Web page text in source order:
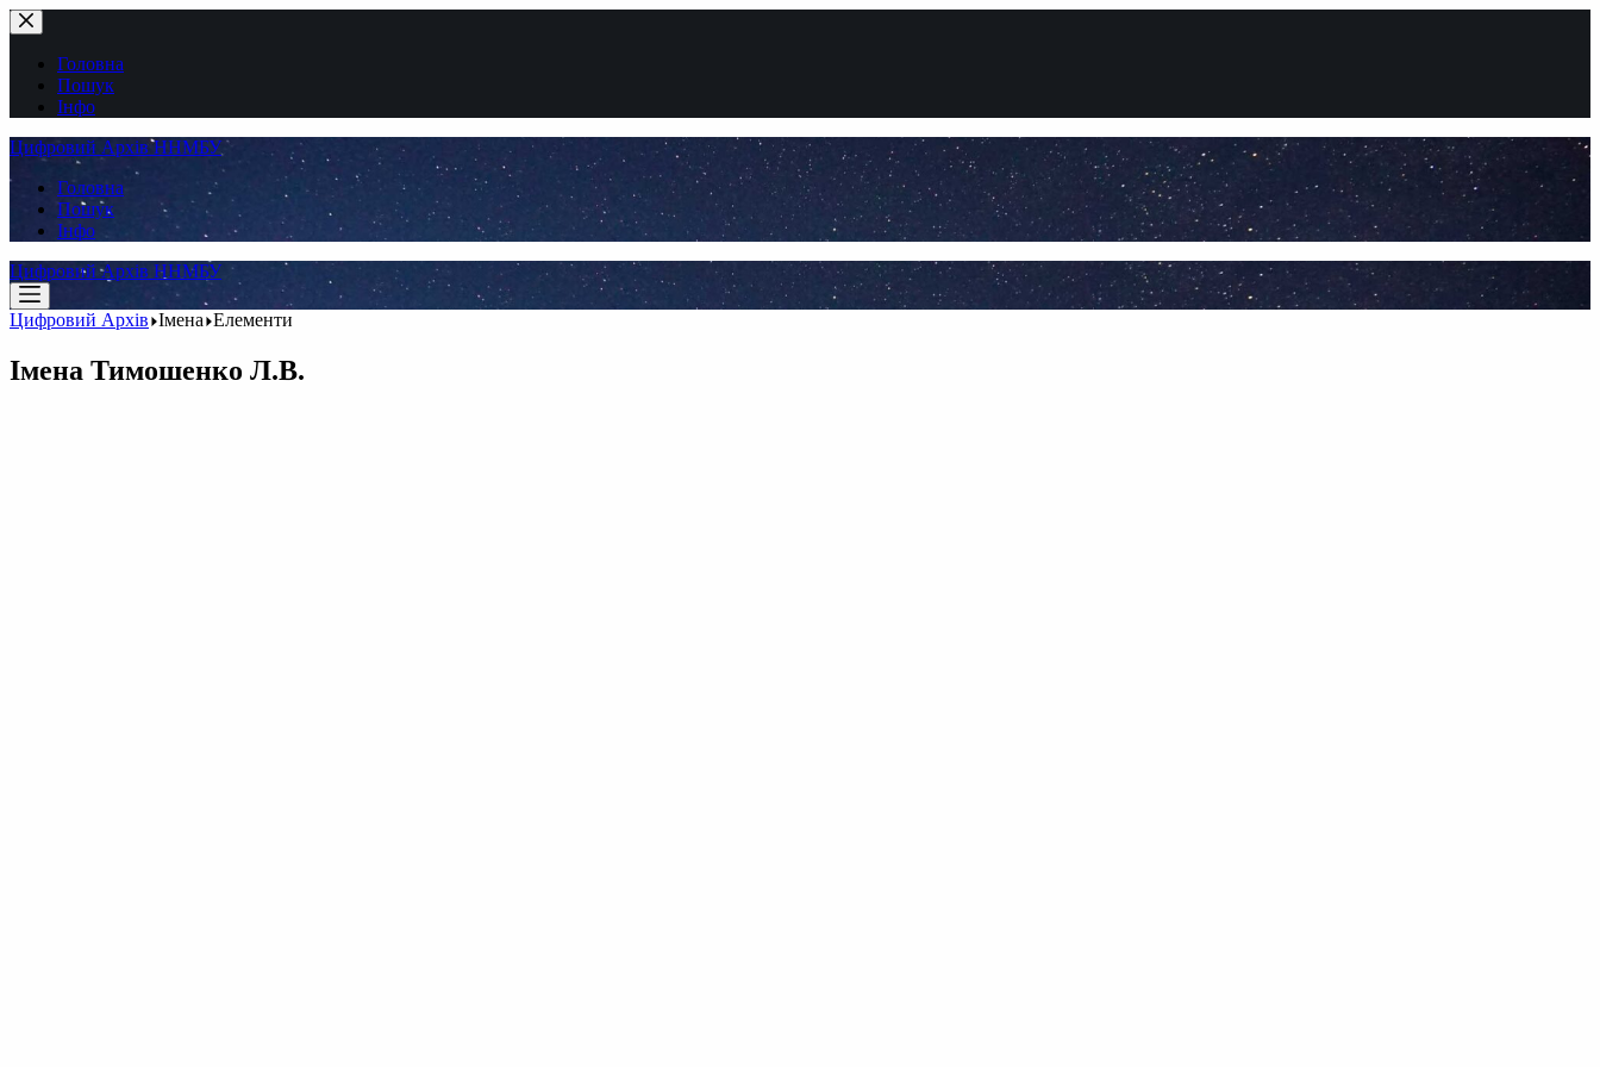
Перейти
до
вмістуГоловна
Пошук
Інфо
Цифровий Архів ННМБУ
Головна
Пошук
Інфо
Цифровий Архів ННМБУ
Цифровий Архів Імена Елементи
Імена Тимошенко Л.В.